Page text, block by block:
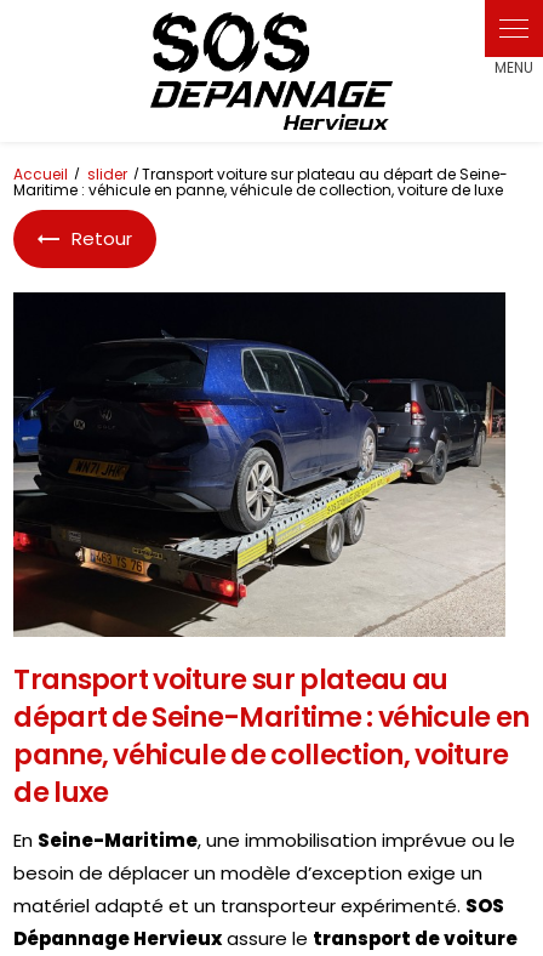
Accueil slider Transport voiture sur plateau au départ de Seine-
Maritime : véhicule en panne, véhicule de collection, voiture de luxe
Retour
Transport voiture sur plateau au
départ de Seine-Maritime : véhicule en
panne, véhicule de collection, voiture
de luxe
En Seine-Maritime, une immobilisation imprévue ou le
besoin de déplacer un modèle d’exception exige un
matériel adapté et un transporteur expérimenté. SOS
Dépannage Hervieuxassure le transport de voiture
Panneau de gestion des cookies